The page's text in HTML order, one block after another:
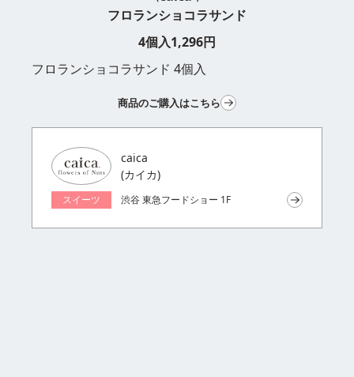
フロランショコラサンド
4個入1,296円
フロランショコラサンド 4個入
商品のご購入はこちら
caica
(カイカ)
スイーツ 渋谷 東急フードショー 1F